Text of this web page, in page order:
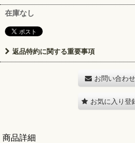
在庫なし
返品特約に関する重要事項
お問い合わせ
お気に入り登
商品詳細